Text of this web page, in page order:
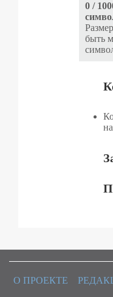
0 /
быть
О ПРОЕКТЕ